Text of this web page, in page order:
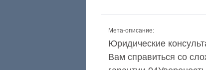
Мета-описание:
Юридические
Вам справиться со